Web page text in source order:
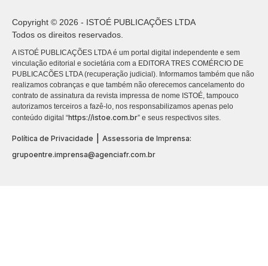
Copyright © 2026 - ISTOÉ PUBLICAÇÕES LTDA
Todos os direitos reservados.
A ISTOÉ PUBLICAÇÕES LTDA é um portal digital independente e sem
vinculação editorial e societária com a EDITORA TRES COMÉRCIO DE
PUBLICACÕES LTDA (recuperação judicial). Informamos também que não
realizamos cobranças e que também não oferecemos cancelamento do
contrato de assinatura da revista impressa de nome ISTOÉ, tampouco
autorizamos terceiros a fazê-lo, nos responsabilizamos apenas pelo
conteúdo digital “https://istoe.com.br” e seus respectivos sites.
Política de Privacidade
Assessoria de Imprensa:
grupoentre.imprensa@agenciafr.com.br